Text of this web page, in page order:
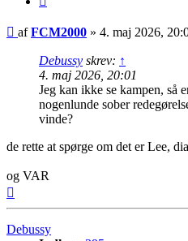
Indlæg
afFCM2000 » 4. maj 2026,
Debussy skrev: ↑
4. maj 2026, 20:01
Jeg kan ikke se kampen, så
nogenlunde sober
vinde?
de rette at spørge om det er Lee,
og VAR
Debussy